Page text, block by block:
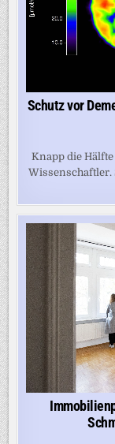
Schutz vor
Knapp die
Wissenschaftler.